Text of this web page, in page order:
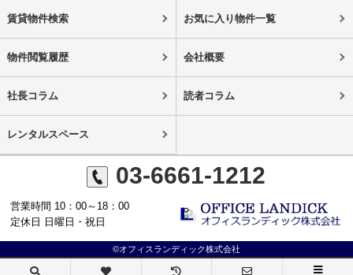
賃貸物件検索 お気に入り物件一覧
物件閲覧履歴 会社概要
社長コラム 読者コラム
レンタルスペース
03-6661-1212
営業時間 10：00～18：00
定休日 日曜日・祝日
©オフィスランディック株式会社